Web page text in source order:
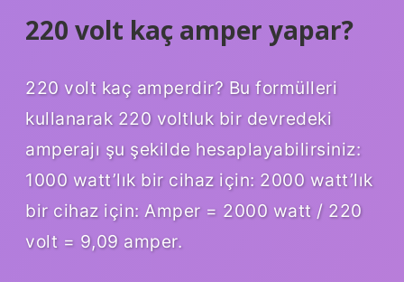
220 volt kaç amper yapar?
220 volt kaç amperdir? Bu formülleri
kullanarak 220 voltluk bir devredeki
amperajı şu şekilde hesaplayabilirsiniz:
1000 watt’lık bir cihaz için: 2000 watt’lık
bir cihaz için: Amper = 2000 watt / 220
volt = 9,09 amper.